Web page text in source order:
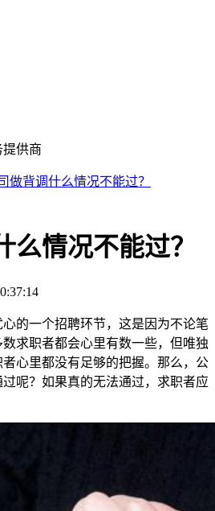
供商
做背调什么情况不能过？
么情况不能过？
的一个招聘环节，这是因为不论笔
求职者都会心里有数一些，但唯独
心里都没有足够的把握。那么，公
呢？如果真的无法通过，求职者应